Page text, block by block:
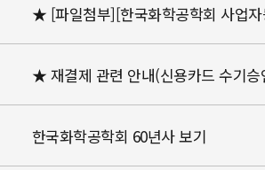
★ [파일첨부][한국화학공학회 사업
★ 재결제 관련 안내(신용카드 수기승
한국화학공학회 60년사 보기